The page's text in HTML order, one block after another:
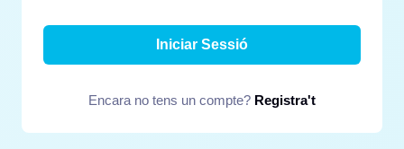
Iniciar Sessió
Encara no tens un compte? Registra't